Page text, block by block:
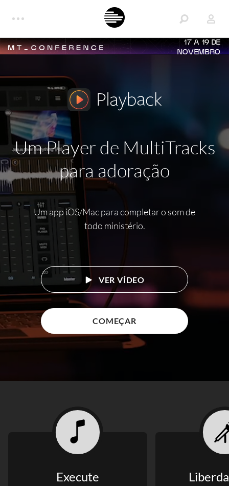
17 A 19 DE
NOVEMBRO
Um Player de MultiTracks
para adoração
Um app iOS/Mac para completar o som de
todo ministério.
VER VÍDEO
COMEÇAR
Execute